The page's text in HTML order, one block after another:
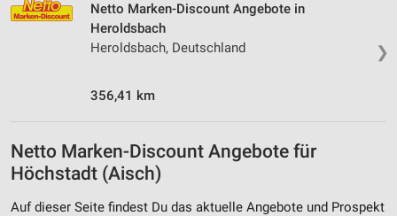
❯
Netto Marken-Discount Angebote in
Heroldsbach
Heroldsbach, Deutschland
356,41 km
Netto Marken-Discount Angebote für
Höchstadt (Aisch)
Auf dieser Seite findest Du das aktuelle Angebote und Prospekt